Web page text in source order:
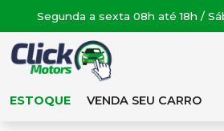
Segunda a sexta 08h até 18h /
ESTOQUE VENDA SEU CARRO